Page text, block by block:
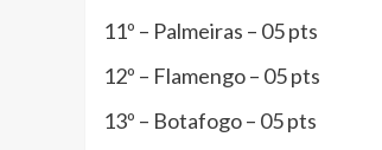
11º – Palmeiras – 05 pts
12º – Flamengo – 05 pts
13º – Botafogo – 05 pts